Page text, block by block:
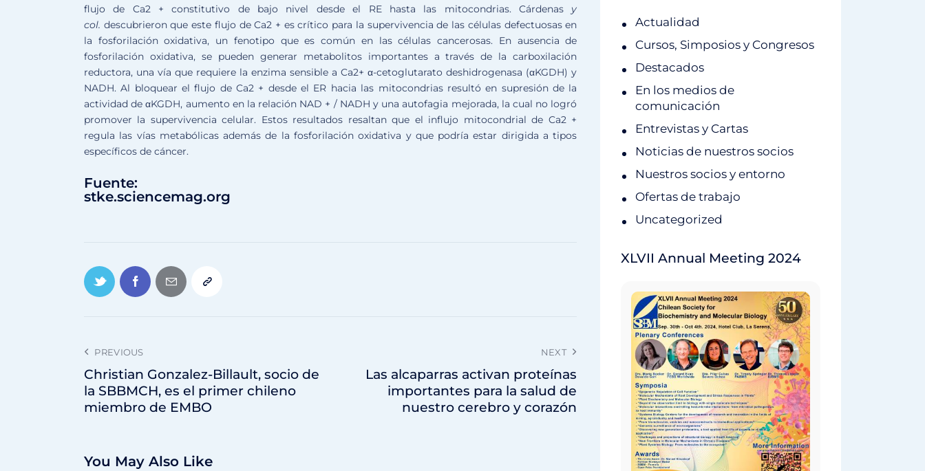
flujo de Ca2 + constitutivo de bajo nivel desde el RE hasta las mitocondrias. Cárdenas y
col. descubrieron que este flujo de Ca2 + es crítico para la supervivencia de las células defectuosas en
la fosforilación oxidativa, un fenotipo que es común en las células cancerosas. En ausencia de
fosforilación oxidativa, se pueden generar metabolitos importantes a través de la carboxilación
reductora, una vía que requiere la enzima sensible a Ca2+ α-cetoglutarato deshidrogenasa (αKGDH) y
NADH. Al bloquear el flujo de Ca2 + desde el ER hacia las mitocondrias resultó en supresión de la
actividad de αKGDH, aumento en la relación NAD + / NADH y una autofagia mejorada, la cual no logró
promover la supervivencia celular. Estos resultados resaltan que el influjo mitocondrial de Ca2 +
regula las vías metabólicas además de la fosforilación oxidativa y que podría estar dirigida a tipos
específicos de cáncer.
Fuente:
stke.sciencemag.org
PREVIOUS
Christian Gonzalez-Billault, socio de
la SBBMCH, es el primer chileno
miembro de EMBO
NEXT
Las alcaparras activan proteínas
importantes para la salud de
nuestro cerebro y corazón
You May Also Like
Actualidad
Cursos, Simposios y Congresos
Destacados
En los medios de
comunicación
Entrevistas y Cartas
Noticias de nuestros socios
Nuestros socios y entorno
Ofertas de trabajo
Uncategorized
XLVII Annual Meeting 2024